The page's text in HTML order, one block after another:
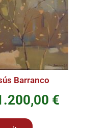
Barranco
€